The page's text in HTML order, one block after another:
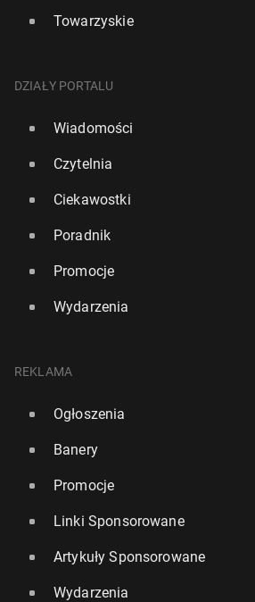
Towarzyskie
DZIAŁY PORTALU
Wiadomości
Czytelnia
Ciekawostki
Poradnik
Promocje
Wydarzenia
REKLAMA
Ogłoszenia
Banery
Promocje
Linki Sponsorowane
Artykuły Sponsorowane
Wydarzenia